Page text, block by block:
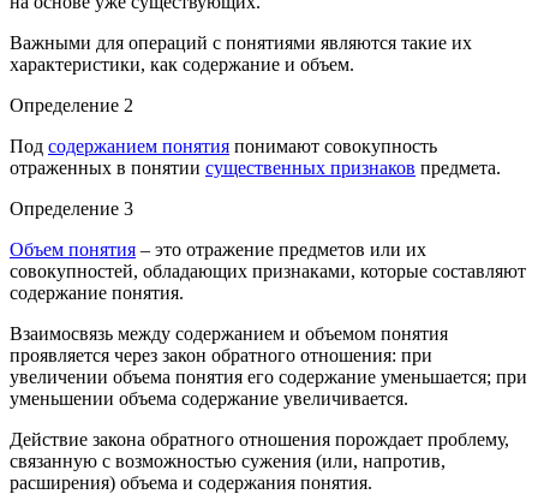
Важными для операций с понятиями являются такие их
характеристики, как содержание и объем.
Определение 2
Под содержанием понятия понимают совокупность
отраженных в понятии существенных признаков предмета.
Определение 3
Объем понятия – это отражение предметов или их
совокупностей, обладающих признаками, которые составляют
содержание понятия.
Взаимосвязь между содержанием и объемом понятия
проявляется через закон обратного отношения: при
увеличении объема понятия его содержание уменьшается; при
уменьшении объема содержание увеличивается.
Действие закона обратного отношения порождает проблему,
связанную с возможностью сужения (или, напротив,
расширения) объема и содержания понятия.